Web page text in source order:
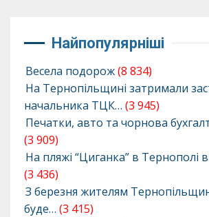
Найпопулярніші
Весела подорож(8 834)
На Тернопільщині затримали
начальника ТЦК… (3 945)
Печатки, авто та чорнова
(3 909)
На пляжі “Циганка” в Тернополі
(3 436)
З березня жителям
буде… (3 415)